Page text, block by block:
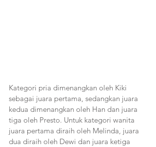
Kategori pria dimenangkan oleh Kiki
sebagai juara pertama, sedangkan juara
kedua dimenangkan oleh Han dan juara
tiga oleh Presto. Untuk kategori wanita
juara pertama diraih oleh Melinda, juara
dua diraih oleh Dewi dan juara ketiga